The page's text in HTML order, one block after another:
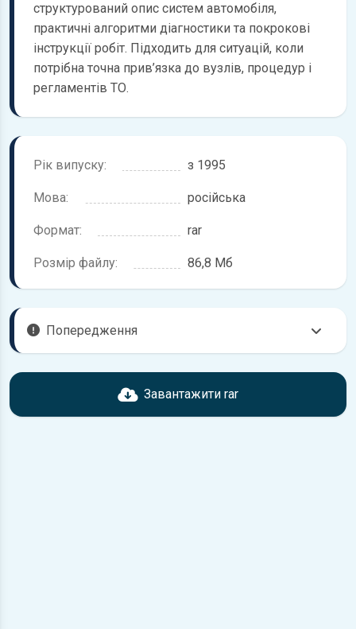
структурований опис систем автомобіля,
практичні алгоритми діагностики та покрокові
інструкції робіт. Підходить для ситуацій, коли
потрібна точна прив’язка до вузлів, процедур і
регламентів ТО.
Рік випуску: з 1995
Мова: російська
Формат: rar
Розмір файлу: 86,8 Мб
Попередження
Перед завантаженням ознайомтесь з характеристиками
Daewoo Nexia, що надані в книзі. Можливі розбіжності,
Завантажити rar